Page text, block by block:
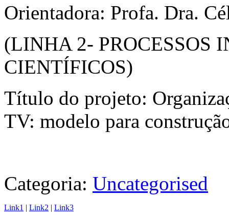
Orientadora: Profa. Dra.
(LINHA 2- PROCESSOS
CIENTÍFICOS)
Título do projeto:
TV: modelo para
Categoria: Uncategorised
Link1 | Link2 | Link3